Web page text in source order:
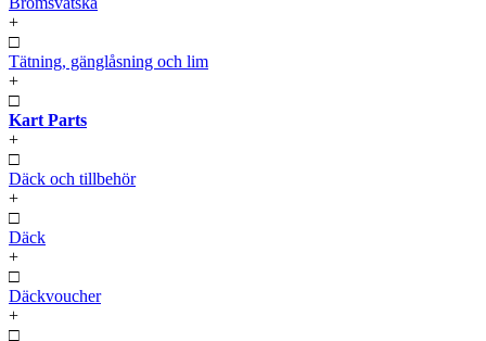
+
□
Tätning, gänglåsning och lim
+
□
Kart Parts
+
□
Däck och tillbehör
+
□
Däck
+
□
Däckvoucher
+
□